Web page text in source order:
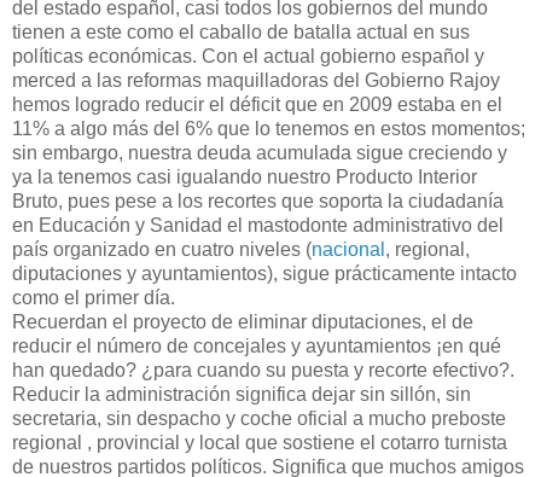
del estado español, casi todos los gobiernos del mundo
tienen a este como el caballo de batalla actual en sus
políticas económicas. Con el actual gobierno español y
merced a las reformas maquilladoras del Gobierno Rajoy
hemos logrado reducir el déficit que en 2009 estaba en el
11% a algo más del 6% que lo tenemos en estos momentos;
sin embargo, nuestra deuda acumulada sigue creciendo y
ya la tenemos casi igualando nuestro Producto Interior
Bruto, pues pese a los recortes que soporta la ciudadanía
en Educación y Sanidad el mastodonte administrativo del
país organizado en cuatro niveles (nacional , regional,
diputaciones y ayuntamientos), sigue prácticamente intacto
como el primer día.
Recuerdan el proyecto de eliminar diputaciones, el de
reducir el número de concejales y ayuntamientos ¡en qué
han quedado? ¿para cuando su puesta y recorte efectivo?.
Reducir la administración significa dejar sin sillón, sin
secretaria, sin despacho y coche oficial a mucho preboste
regional , provincial y local que sostiene el cotarro turnista
de nuestros partidos políticos. Significa que muchos amigos